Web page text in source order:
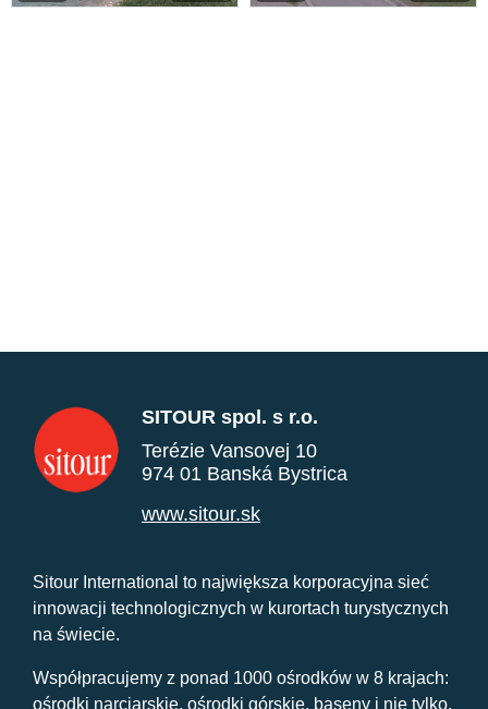
SITOUR spol. s r.o.
Terézie Vansovej 10
974 01 Banská Bystrica
www.sitour.sk
Sitour International to największa korporacyjna sieć
innowacji technologicznych w kurortach turystycznych
na świecie.
Współpracujemy z ponad 1000 ośrodków w 8 krajach:
ośrodki narciarskie, ośrodki górskie, baseny i nie tylko.